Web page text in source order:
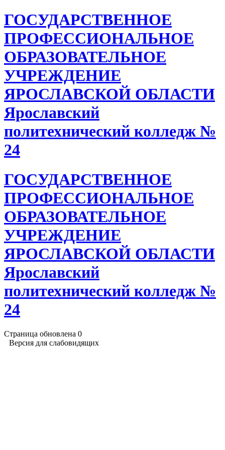
ГОСУДАРСТВЕННОЕ
ПРОФЕССИОНАЛЬНОЕ
ОБРАЗОВАТЕЛЬНОЕ
УЧРЕЖДЕНИЕ
ЯРОСЛАВСКОЙ ОБЛАСТИ
Ярославский
политехнический колледж №
24
ГОСУДАРСТВЕННОЕ
ПРОФЕССИОНАЛЬНОЕ
ОБРАЗОВАТЕЛЬНОЕ
УЧРЕЖДЕНИЕ
ЯРОСЛАВСКОЙ ОБЛАСТИ
Ярославский
политехнический колледж №
24
Страница обновлена 0
Версия для слабовидящих